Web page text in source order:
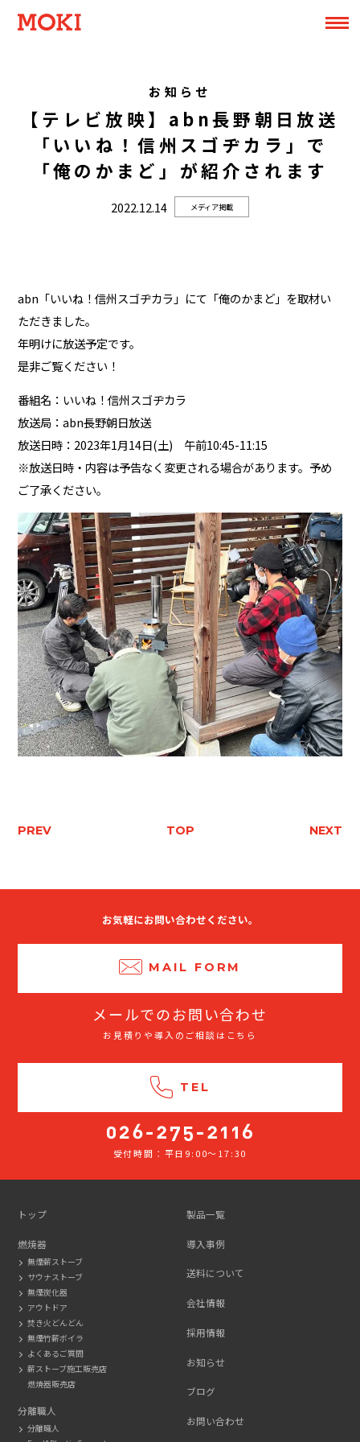
お知らせ
【テレビ放映】abn長野朝日放送
「いいね！信州スゴヂカラ」で
「俺のかまど」が紹介されます
2022.12.14 メディア掲載
abn「いいね！信州スゴヂカラ」にて「俺のかまど」を取材い
ただきました。
年明けに放送予定です。
是非ご覧ください！
番組名：いいね！信州スゴヂカラ
放送局：abn長野朝日放送
放送日時：2023年1月14日(土) 午前10:45-11:15
※放送日時・内容は予告なく変更される場合があります。予め
ご了承ください。
PREV TOP NEXT
お気軽にお問い合わせください。
MAIL FORM
メールでのお問い合わせ
お見積りや導入のご相談はこちら
TEL
受付時間：平日9:00～17:30
トップ
燃焼器
無煙薪ストーブ
サウナストーブ
無煙炭化器
アウトドア
焚き火どんどん
無煙竹薪ボイラ
よくあるご質問
薪ストーブ施工販売店
燃焼器販売店
分離職人
分離職人
製品一覧
導入事例
送料について
会社情報
採用情報
お知らせ
ブログ
お問い合わせ